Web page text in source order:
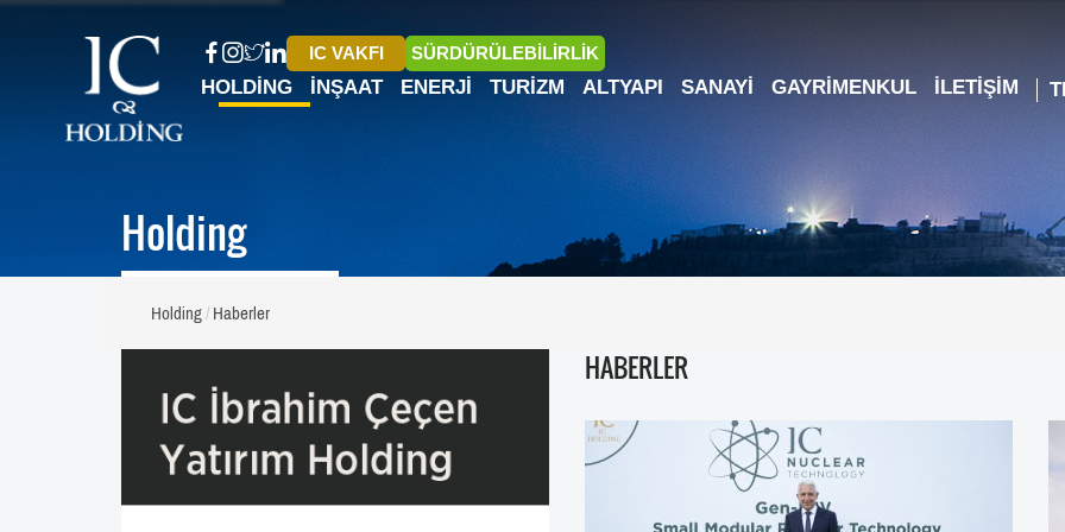
IC VAKFI SÜRDÜRÜLEBİLİRLİK
HOLDING İNŞAAT ENERJI TURIZM ALTYAPI SANAYI GAYRIMENKUL İLETIŞIM
Holding
Holding Haberler
HABERLER